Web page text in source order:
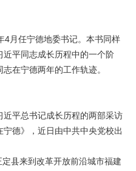
4月任宁德地委书记。本书同样
近平同志成长历程中的一个阶
在宁德两年的工作轨迹。
近平总书记成长历程的两部采访
德》，近日由中共中央党校出
县来到改革开放前沿城市福建